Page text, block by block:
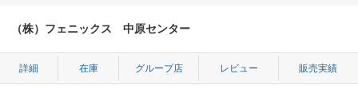
（株）フェニックス 中原センター
詳細 在庫 グループ店 レビュー 販売実績